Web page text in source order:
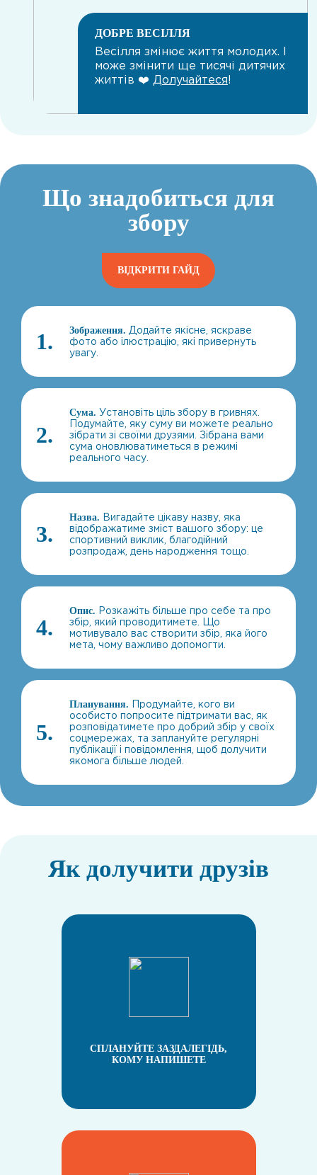
ДОБРЕ ВЕСIЛЛЯ
Весілля змінює життя молодих. І
може змінити ще тисячі дитячих
життів ❤️ Долучайтеся!
Що знадобиться для
збору
ВІДКРИТИ ГАЙД
1. Зображення. Додайте якісне, яскраве
фото або ілюстрацію, які привернуть
увагу.
2.
Сума. Установіть ціль збору в гривнях.
Подумайте, яку суму ви можете реально
зібрати зі своїми друзями. Зібрана вами
сума оновлюватиметься в режимі
реального часу.
3.
Назва. Вигадайте цікаву назву, яка
відображатиме зміст вашого збору: це
спортивний виклик, благодійний
розпродаж, день народження тощо.
4.
Опис. Розкажіть більше про себе та про
збір, який проводитимете. Що
мотивувало вас створити збір, яка його
мета, чому важливо допомогти.
5.
Планування. Продумайте, кого ви
особисто попросите підтримати вас, як
розповідатимете про добрий збір у своїх
соцмережах, та заплануйте регулярні
публікації і повідомлення, щоб долучити
якомога більше людей.
Як долучити друзів
СПЛАНУЙТЕ ЗАЗДАЛЕГІДЬ,
КОМУ НАПИШЕТЕ